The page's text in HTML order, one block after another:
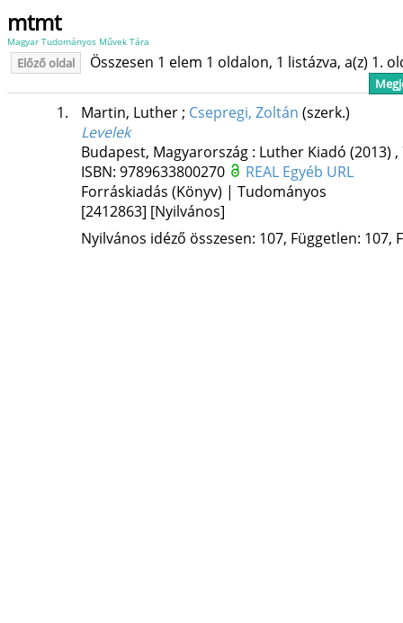
mtmt
Magyar Tudományos Művek Tára
Előző oldal Összesen 1 elem 1 oldalon, 1 listázva, a(z) 1.
1. Martin, Luther; Csepregi, Zoltán (szerk.)
Levelek
Budapest, Magyarország : Luther Kiadó (2013) ,
ISBN: 9789633800270 REAL Egyéb URL
Forráskiadás (Könyv) | Tudományos
[2412863] [Nyilvános]
Nyilvános idéző összesen: 107, Független: 107,